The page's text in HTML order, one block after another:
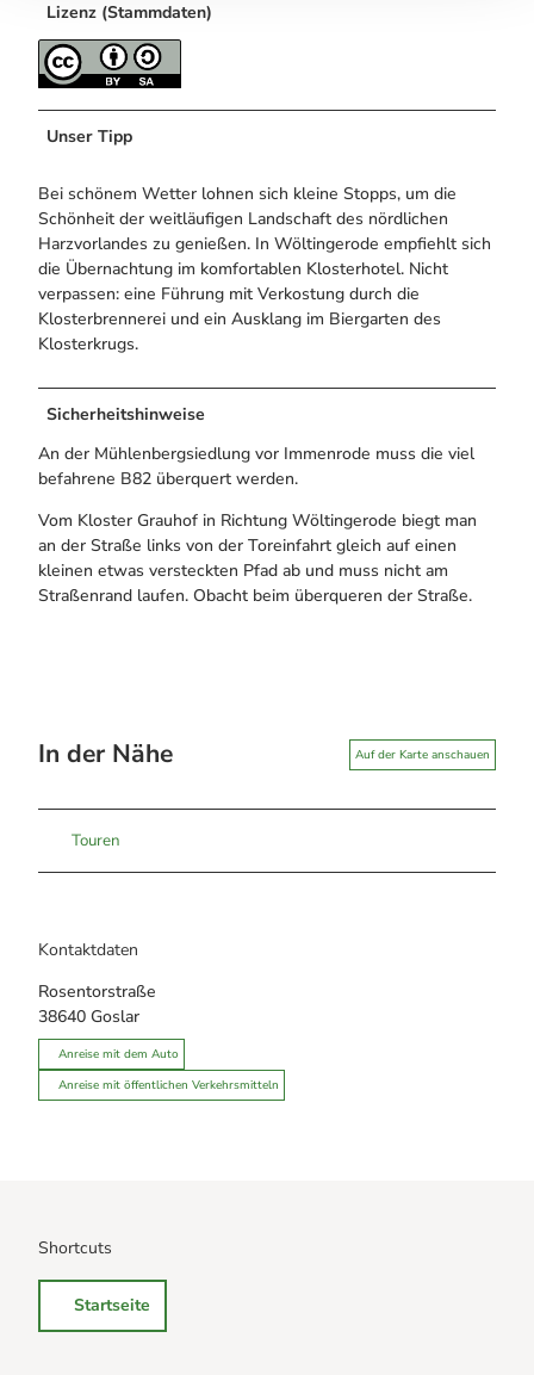
Lizenz (Stammdaten)
Unser Tipp
Bei schönem Wetter lohnen sich kleine Stopps, um die
Schönheit der weitläufigen Landschaft des nördlichen
Harzvorlandes zu genießen. In Wöltingerode empfiehlt sich
die Übernachtung im komfortablen Klosterhotel. Nicht
verpassen: eine Führung mit Verkostung durch die
Klosterbrennerei und ein Ausklang im Biergarten des
Klosterkrugs.
Sicherheitshinweise
An der Mühlenbergsiedlung vor Immenrode muss die viel
befahrene B82 überquert werden.
Vom Kloster Grauhof in Richtung Wöltingerode biegt man
an der Straße links von der Toreinfahrt gleich auf einen
kleinen etwas versteckten Pfad ab und muss nicht am
Straßenrand laufen. Obacht beim überqueren der Straße.
In der Nähe Auf der Karte anschauen
Touren
Kontaktdaten
Rosentorstraße
38640 Goslar
Anreise mit dem Auto
Anreise mit öffentlichen Verkehrsmitteln
Shortcuts
Startseite